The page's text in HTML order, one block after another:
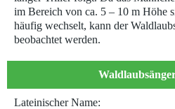
im Bereich von ca. 5 – 10 m Höhe
häufig wechselt, kann der
beobachtet werden.
Lateinischer Name: